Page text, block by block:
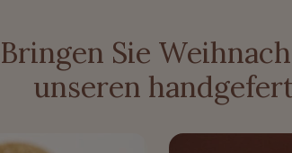
Bringen Sie
unseren